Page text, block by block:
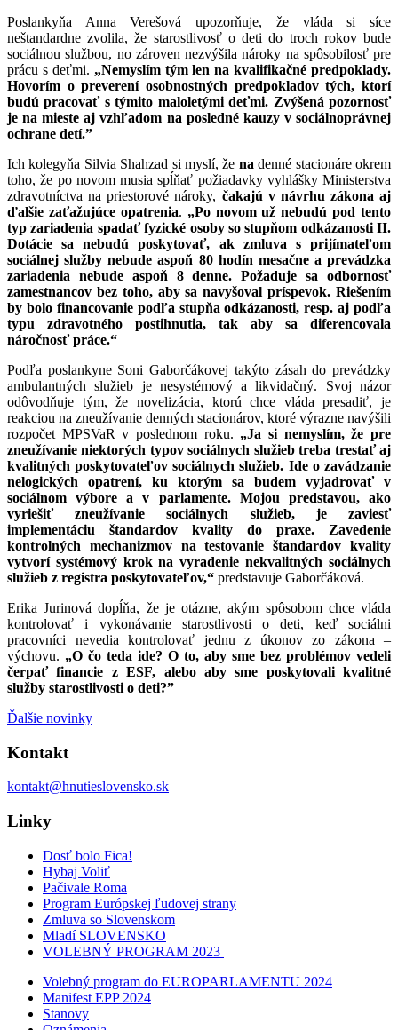
Poslankyňa Anna Verešová upozorňuje, že vláda si síce
neštandardne zvolila, že starostlivosť o deti do troch rokov bude
sociálnou službou, no zároven nezvýšila nároky na spôsobilosť pre
prácu s deťmi. „Nemyslím tým len na kvalifikačné predpoklady.
Hovorím o preverení osobnostných predpokladov tých, ktorí
budú pracovať s týmito maloletými deťmi. Zvýšená pozornosť
je na mieste aj vzhľadom na posledné kauzy v sociálnoprávnej
ochrane detí.”
Ich kolegyňa Silvia Shahzad si myslí, že na denné stacionáre okrem
toho, že po novom musia spĺňať požiadavky vyhlášky Ministerstva
zdravotníctva na priestorové nároky, čakajú v návrhu zákona aj
ďalšie zaťažujúce opatrenia. „Po novom už nebudú pod tento
typ zariadenia spadať fyzické osoby so stupňom odkázanosti II.
Dotácie sa nebudú poskytovať, ak zmluva s prijímateľom
sociálnej služby nebude aspoň 80 hodín mesačne a prevádzka
zariadenia nebude aspoň 8 denne. Požaduje sa odbornosť
zamestnancov bez toho, aby sa navyšoval príspevok. Riešením
by bolo financovanie podľa stupňa odkázanosti, resp. aj podľa
typu zdravotného postihnutia, tak aby sa diferencovala
náročnosť práce.“
Podľa poslankyne Soni Gaborčákovej takýto zásah do prevádzky
ambulantných služieb je nesystémový a likvidačný. Svoj názor
odôvodňuje tým, že novelizácia, ktorú chce vláda presadiť, je
reakciou na zneužívanie denných stacionárov, ktoré výrazne navýšili
rozpočet MPSVaR v poslednom roku. „Ja si nemyslím, že pre
zneužívanie niektorých typov sociálnych služieb treba trestať aj
kvalitných poskytovateľov sociálnych služieb. Ide o zavádzanie
nelogických opatrení, ku ktorým sa budem vyjadrovať v
sociálnom výbore a v parlamente. Mojou predstavou, ako
vyriešiť zneužívanie sociálnych služieb, je zaviesť
implementáciu štandardov kvality do praxe. Zavedenie
kontrolných mechanizmov na testovanie štandardov kvality
vytvorí systémový krok na vyradenie nekvalitných sociálnych
služieb z registra poskytovateľov,“ predstavuje Gaborčáková.
Erika Jurinová dopĺňa, že je otázne, akým spôsobom chce vláda
kontrolovať i vykonávanie starostlivosti o deti, keď sociálni
pracovníci nevedia kontrolovať jednu z úkonov zo zákona –
výchovu. „O čo teda ide? O to, aby sme bez problémov vedeli
čerpať financie z ESF, alebo aby sme poskytovali kvalitné
služby starostlivosti o deti?”
Ďalšie novinky
Kontakt
kontakt@hnutieslovensko.sk
Linky
Dosť bolo Fica!
Hybaj Voliť
Pačivale Roma
Program Európskej ľudovej strany
Zmluva so Slovenskom
Mladí SLOVENSKO
VOLEBNÝ PROGRAM 2023
Volebný program do EUROPARLAMENTU 2024
Manifest EPP 2024
Stanovy